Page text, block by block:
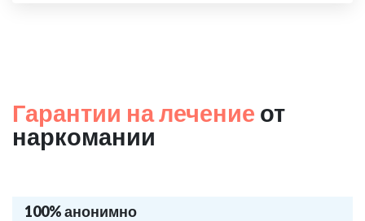
Гарантии на лечение от
наркомании
100% анонимно